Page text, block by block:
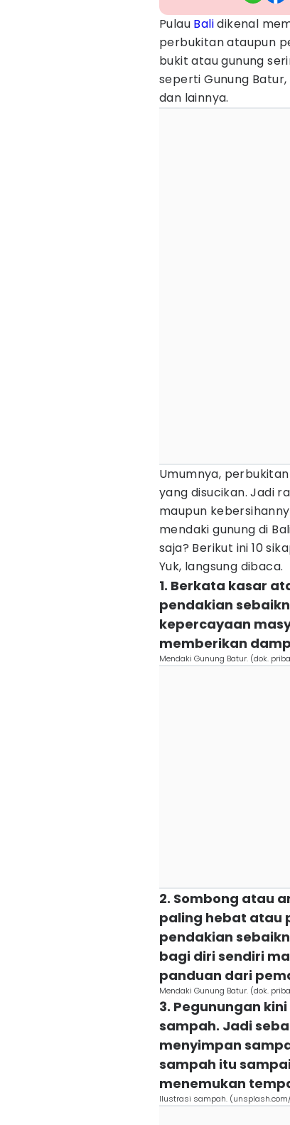
Pulau Balidikenal
perbukitan ataupun
bukit atau gunung
seperti Gunung Batur,
dan lainnya.
Umumnya,
yang disucikan. Jadi
maupun
mendaki gunung di
saja? Berikut ini 10
Yuk, langsung dibaca.
1. Berkata kasar
pendakian
kepercayaan
memberikan
Mendaki Gunung Batur. (dok.
2. Sombong atau
paling hebat atau
pendakian
bagi diri sendiri
panduan dari
Mendaki Gunung Batur. (dok.
3. Pegunungan
sampah. Jadi
menyimpan
sampah itu
menemukan
Ilustrasi sampah. (unsplash.com/